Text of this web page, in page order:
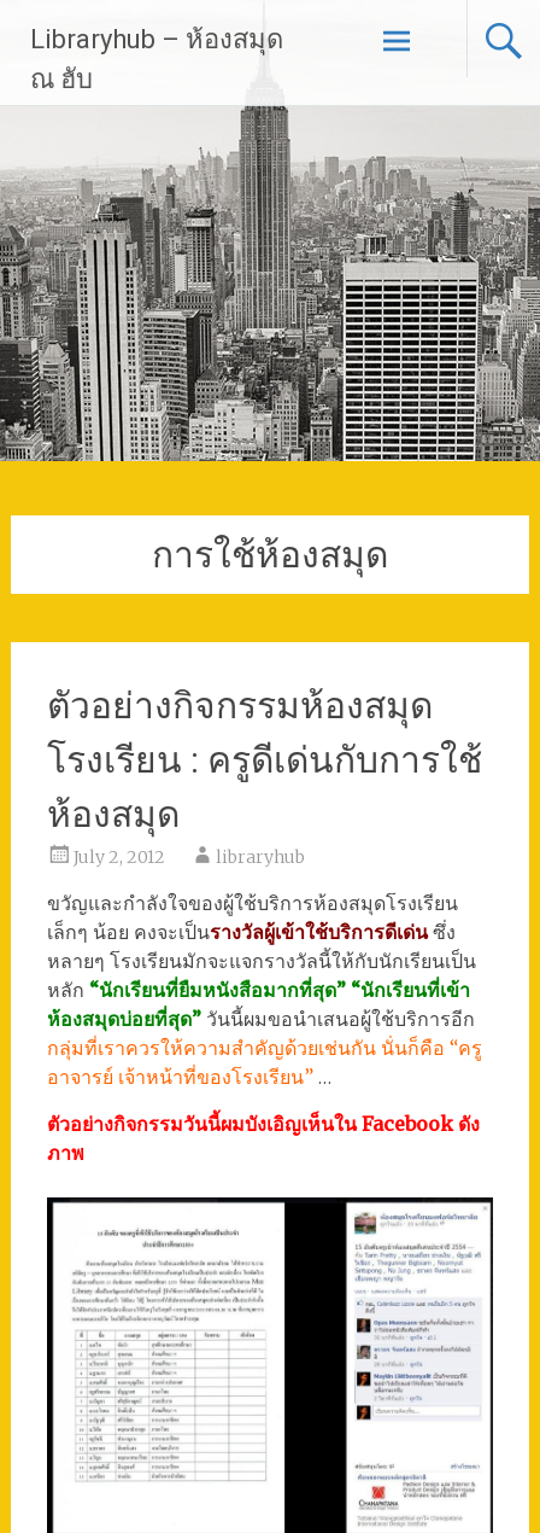
content
Libraryhub – ห้องสมุด
ณ ฮับ
การใช้ห้องสมุด
ตัวอย่างกิจกรรมห้องสมุด
โรงเรียน : ครูดีเด่นกับการใช้
ห้องสมุด
July 2, 2012 libraryhub
ขวัญและกำลังใจของผู้ใช้บริการห้องสมุดโรงเรียน
เล็กๆ น้อย คงจะเป็นรางวัลผู้เข้าใช้บริการดีเด่นซึ่ง
หลายๆ โรงเรียนมักจะแจกรางวัลนี้ให้กับนักเรียนเป็น
หลัก “นักเรียนที่ยืมหนังสือมากที่สุด” “นักเรียนที่เข้า
ห้องสมุดบ่อยที่สุด”วันนี้ผมขอนำเสนอผู้ใช้บริการอีก
กลุ่มที่เราควรให้ความสำคัญด้วยเช่นกัน นั่นก็คือ “ครู
อาจารย์ เจ้าหน้าที่ของโรงเรียน”…
ตัวอย่างกิจกรรมวันนี้ผมบังเอิญเห็นใน Facebook ดัง
ภาพ